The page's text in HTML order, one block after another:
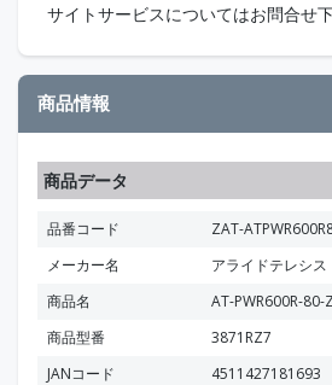
サイトサービスについてはお問合せ下
商品情報
商品データ
品番コード
ZAT-
メーカー名
アライドテレシス
商品名
AT-PWR600R-80-
商品型番
3871RZ7
JANコード
4511427181693